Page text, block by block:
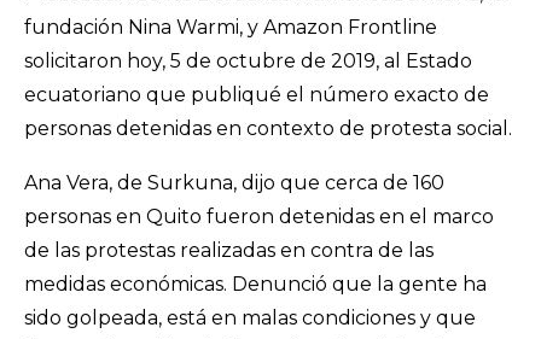
fundación Nina Warmi, y Amazon Frontline
solicitaron hoy, 5 de octubre de 2019, al Estado
ecuatoriano que publiqué el número exacto de
personas detenidas en contexto de protesta social.
Ana Vera, de Surkuna, dijo que cerca de 160
personas en Quito fueron detenidas en el marco
de las protestas realizadas en contra de las
medidas económicas. Denunció que la gente ha
sido golpeada, está en malas condiciones y que